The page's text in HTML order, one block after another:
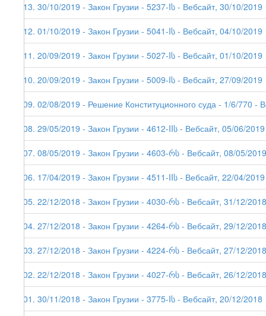
213. 30/10/2019 - Закон Грузии - 5237-Iს - Вебсайт, 30/10/2019
212. 01/10/2019 - Закон Грузии - 5041-Iს - Вебсайт, 04/10/2019
211. 20/09/2019 - Закон Грузии - 5027-Iს - Вебсайт, 01/10/2019
210. 20/09/2019 - Закон Грузии - 5009-Iს - Вебсайт, 27/09/2019
209. 02/08/2019 - Решение Конституционного суда - 1/6/770 -
208. 29/05/2019 - Закон Грузии - 4612-IIს - Вебсайт, 05/06/2019
207. 08/05/2019 - Закон Грузии - 4603-რს - Вебсайт, 08/05/2019
206. 17/04/2019 - Закон Грузии - 4511-IIს - Вебсайт, 22/04/2019
205. 22/12/2018 - Закон Грузии - 4030-რს - Вебсайт, 31/12/2018
204. 27/12/2018 - Закон Грузии - 4264-რს - Вебсайт, 29/12/2018
203. 27/12/2018 - Закон Грузии - 4224-რს - Вебсайт, 27/12/2018
202. 22/12/2018 - Закон Грузии - 4027-რს - Вебсайт, 26/12/2018
201. 30/11/2018 - Закон Грузии - 3775-Iს - Вебсайт, 20/12/2018